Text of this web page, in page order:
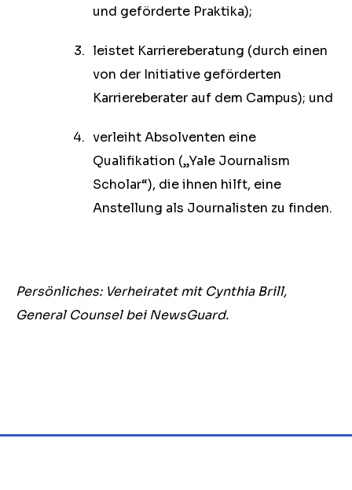
und geförderte Praktika);
leistet Karriereberatung (durch einen
von der Initiative geförderten
Karriereberater auf dem Campus); und
verleiht Absolventen eine
Qualifikation („Yale Journalism
Scholar“), die ihnen hilft, eine
Anstellung als Journalisten zu finden.
Persönliches: Verheiratet mit Cynthia Brill,
General Counsel bei NewsGuard.